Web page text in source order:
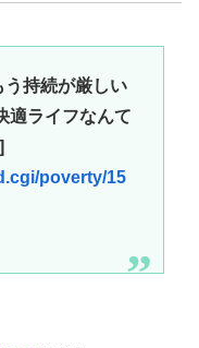
う持続が厳しい
適ライフなんて
poverty/15